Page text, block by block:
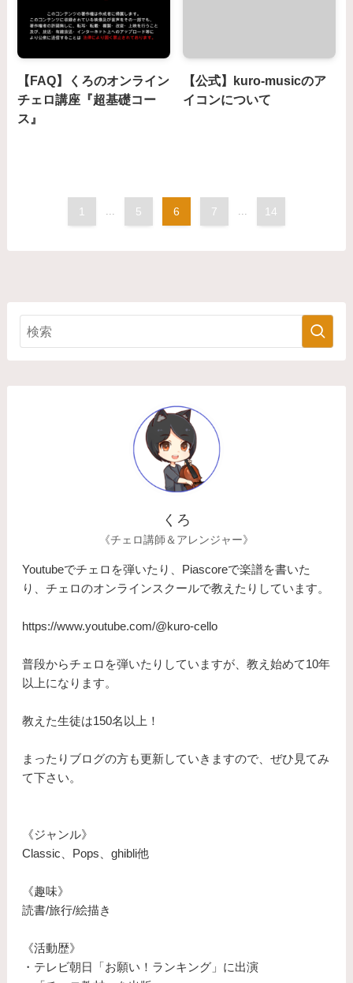
【FAQ】くろのオンライン
チェロ講座『超基礎コー
ス』
【公式】kuro-musicのア
イコンについて
1 5 6 7 14
くろ
《チェロ講師＆アレンジャー》
Youtubeでチェロを弾いたり、Piascoreで楽譜を書いた
り、チェロのオンラインスクールで教えたりしています。
https://www.youtube.com/@kuro-cello
普段からチェロを弾いたりしていますが、教え始めて10年
以上になります。
​教えた生徒は150名以上！
まったりブログの方も更新していきますので、ぜひ見てみ
て下さい。
《ジャンル》
Classic、Pops、ghibli他
《趣味》
読書/旅行/絵描き
《活動歴》
・テレビ朝日「お願い！ランキング」に出演